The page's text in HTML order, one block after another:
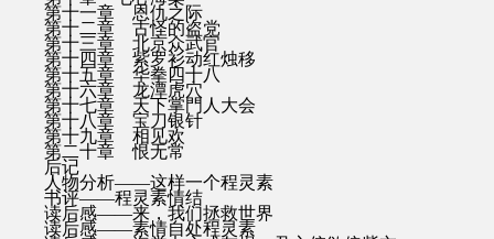
第十一章 恩仇之际
第十二章 古怪的盗党
第十三章 北京众武官
第十四章 紫罗衫动红烛移
第十五章 华拳四十八
第十六章 龙潭虎穴
第十七章 天下掌門人大会
第十八章 宝刀银针
第十九章 相见欢
第二十章 恨无常
后记
人物分析——这样一个程灵素
书评——程灵素情结
读后感——来，我们拯救世界
读后感——素情自处程灵素